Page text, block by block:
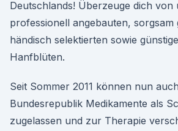
Deutschlands! Überzeuge dich von
professionell angebauten, sorgsam
händisch selektierten sowie
Hanfblüten.
Seit Sommer 2011 können nun
Bundesrepublik Medikamente als
zugelassen und zur Therapie